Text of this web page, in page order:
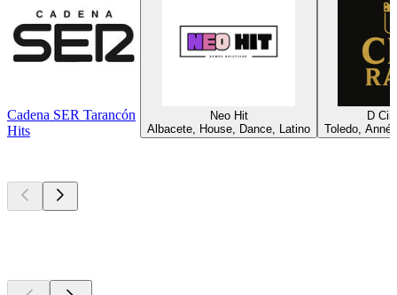
Cadena SER Tarancón
Hits
Neo Hit
Albacete, House, Dance, Latino
D
Toledo,